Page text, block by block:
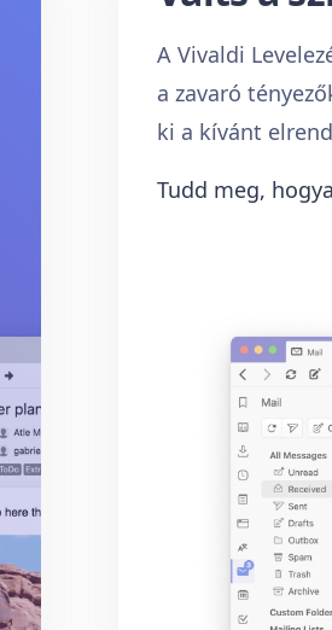
A Vivaldi
a zavaró
ki a kívánt
Tudd meg,